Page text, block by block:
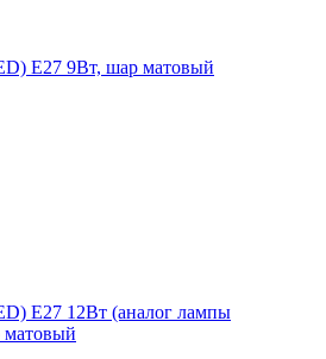
Е27 9Вт, шар матовый
Е27 12Вт (аналог лампы
матовый